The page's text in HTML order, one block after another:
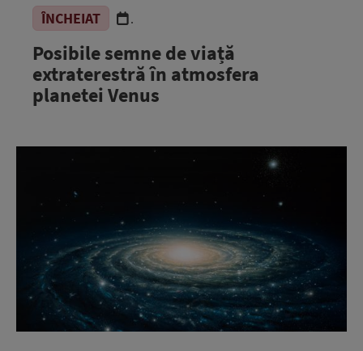
ÎNCHEIAT .
Posibile semne de viață
extraterestră în atmosfera
planetei Venus